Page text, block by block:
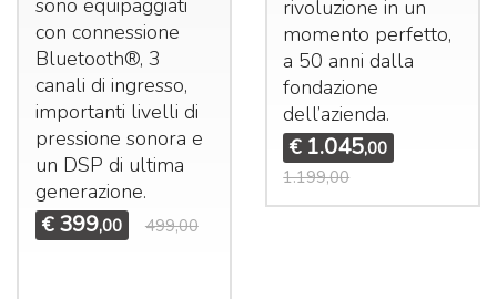
con connessione
Bluetooth®, 3
canali di ingresso,
importanti livelli di
pressione sonora e
un DSP di ultima
generazione.
€ 399,00 499,00
rivoluzione in un
momento perfetto,
a 50 anni dalla
fondazione
dell’azienda.
€ 1.045,00
1.199,00